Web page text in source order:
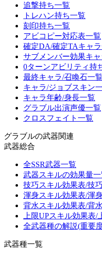
追撃持ち一覧
トレハン持ち一覧
刻印持ち一覧
アビコピー対応表一覧
確定DA/確定TAキャ
サブメンバー効果キ
0ターンアビリティ持
最終キャラ/召喚石一覧
キャラ/ジョブスキン
キャラ年齢/身長一覧
グラブル出演声優一覧
クロスフェイト一覧
グラブルの武器関連
武器総合
全SSR武器一覧
武器スキルの効果量
技巧スキル効果表/技
渾身スキル効果表/渾
背水スキル効果表/背
上限UPスキル効果表/
全武器種の解説(重要
武器種一覧